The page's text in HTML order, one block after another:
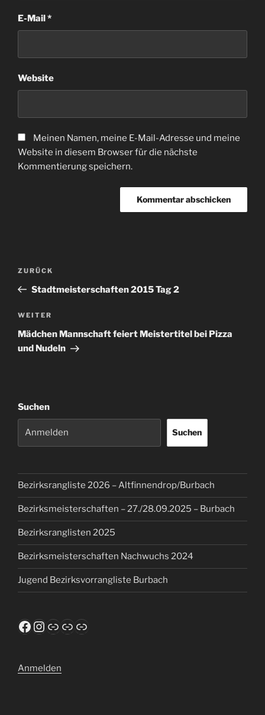
E-Mail*
Website
Meinen Namen, meine E-Mail-Adresse und meine
Website in diesem Browser für die nächste
Kommentierung speichern.
Beitrags-
Vorheriger
Beitrag
ZURÜCK
Stadtmeisterschaften 2015 Tag 2
Nächster
Beitrag
WEITER
Mädchen Mannschaft feiert Meistertitel bei Pizza
und Nudeln
Suchen
Suchen
Bezirksrangliste 2026 – Altfinnendrop/Burbach
Bezirksmeisterschaften – 27./28.09.2025 – Burbach
Bezirksranglisten 2025
Bezirksmeisterschaften Nachwuchs 2024
Jugend Bezirksvorrangliste Burbach
Facebook
Instagram
TusFerndorf.de
WTTV
ClickTT
Anmelden